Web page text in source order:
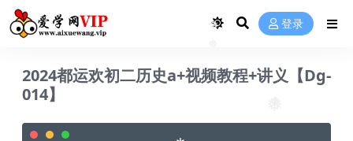
❅
❅ 登录
2024都运欢初二历史a+视频教程+讲义【Dg-
014】